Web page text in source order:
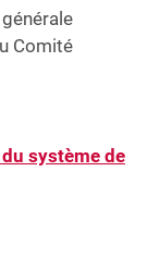
Comité
système de